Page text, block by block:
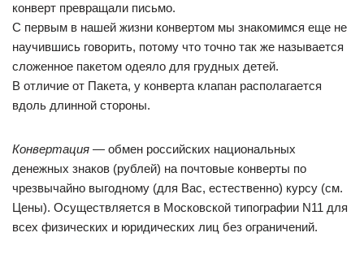
конверт превращали письмо.
С первым в нашей жизни конвертом мы знакомимся еще не
научившись говорить, потому что точно так же называется
сложенное пакетом одеяло для грудных детей.
В отличие от Пакета, у конверта клапан располагается
вдоль длинной стороны.
Конвертация — обмен российских национальных
денежных знаков (рублей) на почтовые конверты по
чрезвычайно выгодному (для Вас, естественно) курсу (см.
Цены). Осуществляется в Московской типографии N11 для
всех физических и юридических лиц без ограничений.